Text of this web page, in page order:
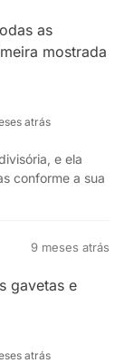
as
mostrada
atrás
e ela
conforme a sua
9 meses atrás
gavetas e
atrás